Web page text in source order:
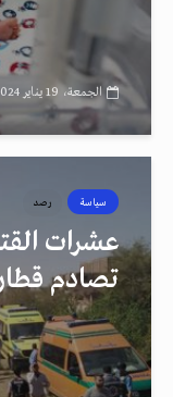
الجمعة، 19 يناير 2024، 4:15 م
سياسة رصد
عشرات
تصادم